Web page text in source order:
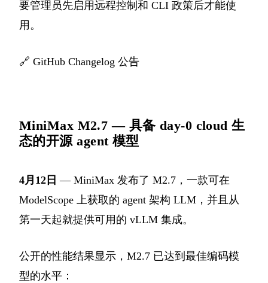
要管理员先启用远程控制和 CLI 政策后才能使
用。
🔗 GitHub Changelog 公告
MiniMax M2.7 — 具备 day-0 cloud 生
态的开源 agent 模型
4月12日 — MiniMax 发布了 M2.7，一款可在
ModelScope 上获取的 agent 架构 LLM，并且从
第一天起就提供可用的 vLLM 集成。
公开的性能结果显示，M2.7 已达到最佳编码模
型的水平：